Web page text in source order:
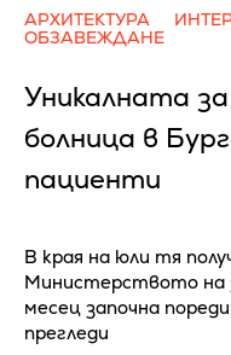
АРХИТЕКТУРА
ОБЗАВЕЖДАНЕ
Уникалната
болница в
пациенти
В края на юли тя
Министерството на
месец започна
прегледи